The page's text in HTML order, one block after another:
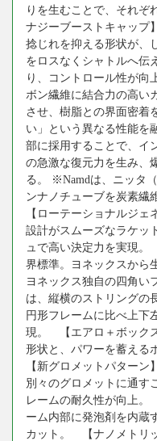
りを生むことで、それ
ナジーブーストキャッ
捻じれを抑える形状が、
をロスなくシャトルへ伝
り、コントロール性が
ボン繊維に結合力の高い
させ、樹脂との界面密着
い」という異なる性能を
部に採用することで、イ
の急激な復元力を生み、
る。 ※Namdは、ニッタ
ンナノチューブを炭素
【ローテーショナルジ
設計がスムーズなラケッ
ュで高い決定力を実現
界標準。ヨネックスから
ヨネックス独自の四角い
は、縦横のストリングの
円形フレームに比べ上下
現。 【エアロ＋ボック
形状と、パワーを蓄える
【新グロメットパター
別々のグロメットに通す
レームの耐久性が向上
ーム内部に発泡剤を内蔵
カット。 【ナノメトリ